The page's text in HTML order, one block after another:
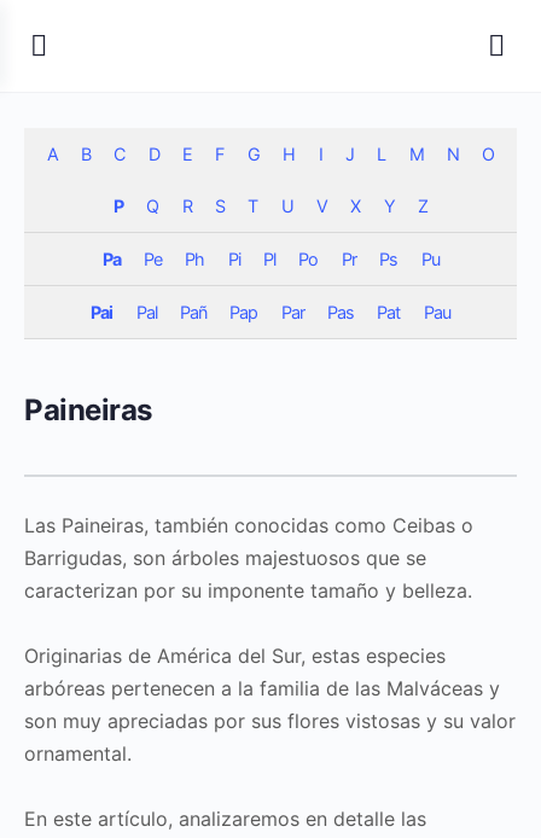
A B C D E F G H I J L M N O
P Q R S T U V X Y Z
Pa Pe Ph Pi Pl Po Pr Ps Pu
Pai Pal Pañ Pap Par Pas Pat Pau
Paineiras
Las Paineiras, también conocidas como Ceibas o
Barrigudas, son árboles majestuosos que se
caracterizan por su imponente tamaño y belleza.
Originarias de América del Sur, estas especies
arbóreas pertenecen a la familia de las Malváceas y
son muy apreciadas por sus flores vistosas y su valor
ornamental.
En este artículo, analizaremos en detalle las